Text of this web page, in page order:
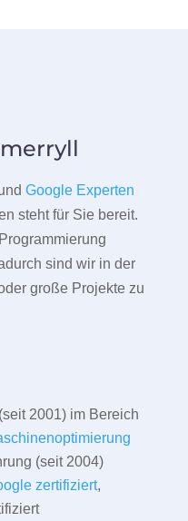
Google Experten
steht für Sie bereit.
sind wir in der
große Projekte zu
2001) im Bereich
(seit 2004)
zertifiziert,